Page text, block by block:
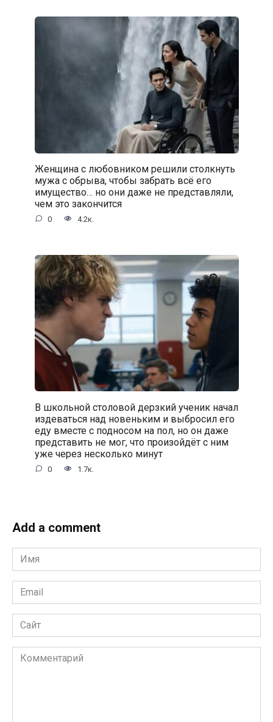
Женщина с любовником решили столкнуть
мужа с обрыва, чтобы забрать всё его
имущество… но они даже не представляли,
чем это закончится
0 4.2к.
В школьной столовой дерзкий ученик начал
издеваться над новеньким и выбросил его
еду вместе с подносом на пол, но он даже
представить не мог, что произойдёт с ним
уже через несколько минут
0 1.7к.
Add a comment
Имя
*
Email
*
Сайт
Комментарий